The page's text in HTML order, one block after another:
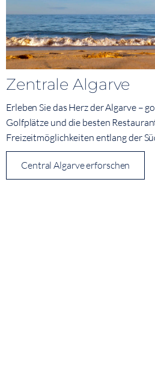
Zentrale Algarve
Erleben Sie das Herz der Algarve –
Golfplätze und die besten
Freizeitmöglichkeiten entlang der
Central Algarve erforschen